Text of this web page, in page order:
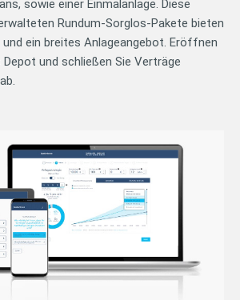
sowie einer Einmalanlage. Diese
Rundum-Sorglos-Pakete bieten
ein breites Anlageangebot. Eröffnen
und schließen Sie Verträge